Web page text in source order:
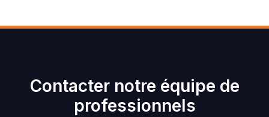
Contacter notre équipe de
professionnels